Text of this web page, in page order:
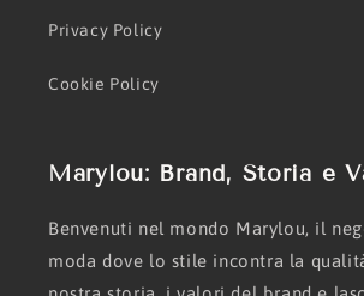
Privacy Policy
Cookie Policy
Marylou: Brand, Storia e
Benvenuti nel mondo Marylou, il
moda dove lo stile incontra la